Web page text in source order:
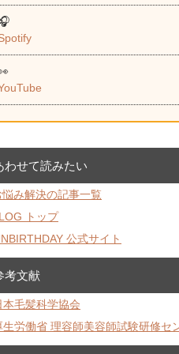
わせて読みたい
悩み解決の記事一覧
トップ
公式サイト
考文献
本毛髪科学協会
生労働省 理容師美容師試験研修セ